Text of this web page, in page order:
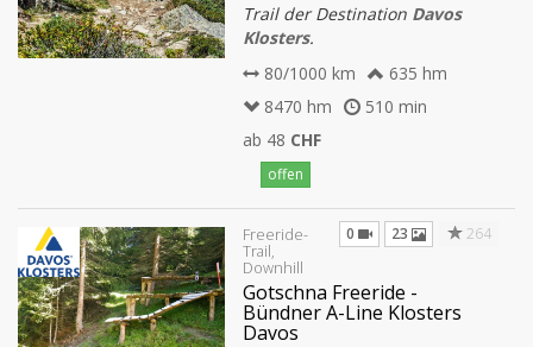
Trail der Destination Davos
Klosters.
80/1000 km
635 hm
8470 hm
510 min
ab 48 CHF
offen
Freeride-
Trail,
Downhill
0 23 264
Gotschna Freeride -
Bündner A-Line Klosters
Davos